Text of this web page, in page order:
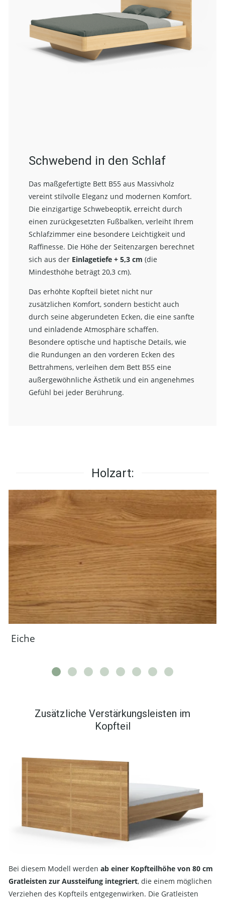
Schwebend in den Schlaf
Das maßgefertigte Bett B55 aus Massivholz
vereint stilvolle Eleganz und modernen Komfort.
Die einzigartige Schwebeoptik, erreicht durch
einen zurückgesetzten Fußbalken, verleiht Ihrem
Schlafzimmer eine besondere Leichtigkeit und
Raffinesse. Die Höhe der Seitenzargen berechnet
sich aus der Einlagetiefe + 5,3 cm (die
Mindesthöhe beträgt 20,3 cm).
Das erhöhte Kopfteil bietet nicht nur
zusätzlichen Komfort, sondern besticht auch
durch seine abgerundeten Ecken, die eine sanfte
und einladende Atmosphäre schaffen.
Besondere optische und haptische Details, wie
die Rundungen an den vorderen Ecken des
Bettrahmens, verleihen dem Bett B55 eine
außergewöhnliche Ästhetik und ein angenehmes
Gefühl bei jeder Berührung.
Holzart:
Eiche
Zusätzliche Verstärkungsleisten im
Kopfteil
Bei diesem Modell werden ab einer Kopfteilhöhe von 80 cm
Gratleisten zur Aussteifung integriert, die einem möglichen
Verziehen des Kopfteils entgegenwirken. Die Gratleisten